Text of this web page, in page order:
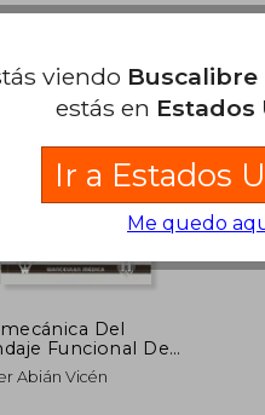
45% $
Del
Funcional De
Elástico Vs. No
Abián Vicén
viendo Buscalibre
estás en Estados
Ir a Estados
Me quedo